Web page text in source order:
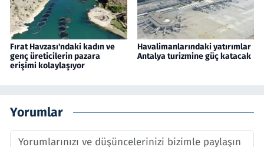
Fırat Havzası'ndaki kadın ve
genç üreticilerin pazara
erişimi kolaylaşıyor
Havalimanlarındaki yatırımlar
Antalya turizmine güç katacak
Yorumlar